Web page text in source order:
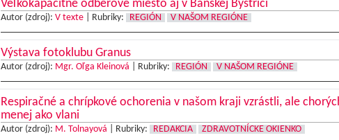
Veľkokapacitné odberové miesto aj v Banskej Bystrici
Autor (zdroj): V texte| Rubriky: REGIÓN V NAŠOM REGIÓNE
Výstava fotoklubu Granus
Autor (zdroj): Mgr. Oľga Kleinová Rubriky: REGIÓN V NAŠOM REGIÓNE
Respiračné a chrípkové ochorenia v našom kraji vzrástli, ale
menej ako vlani
Autor (zdroj): M. Tolnayová Rubriky: REDAKCIA ZDRAVOTNÍCKE OKIENKO